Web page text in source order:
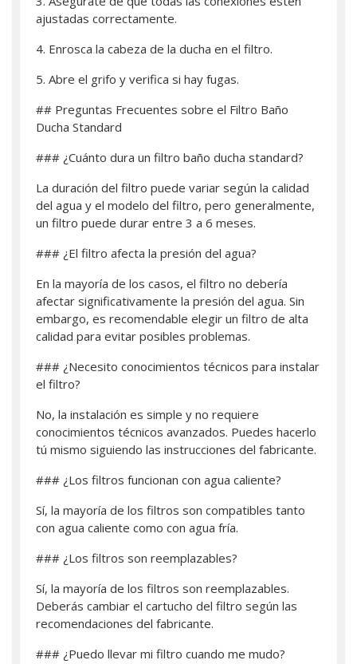
ajustadas correctamente.
4. Enrosca la cabeza de la ducha en el filtro.
5. Abre el grifo y verifica si hay fugas.
## Preguntas Frecuentes sobre el Filtro Baño
Ducha Standard
### ¿Cuánto dura un filtro baño ducha standard?
La duración del filtro puede variar según la calidad
del agua y el modelo del filtro, pero generalmente,
un filtro puede durar entre 3 a 6 meses.
### ¿El filtro afecta la presión del agua?
En la mayoría de los casos, el filtro no debería
afectar significativamente la presión del agua. Sin
embargo, es recomendable elegir un filtro de alta
calidad para evitar posibles problemas.
### ¿Necesito conocimientos técnicos para instalar
el filtro?
No, la instalación es simple y no requiere
conocimientos técnicos avanzados. Puedes hacerlo
tú mismo siguiendo las instrucciones del fabricante.
### ¿Los filtros funcionan con agua caliente?
Sí, la mayoría de los filtros son compatibles tanto
con agua caliente como con agua fría.
### ¿Los filtros son reemplazables?
Sí, la mayoría de los filtros son reemplazables.
Deberás cambiar el cartucho del filtro según las
recomendaciones del fabricante.
### ¿Puedo llevar mi filtro cuando me mudo?